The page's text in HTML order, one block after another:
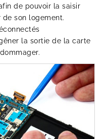
de pouvoir la saisir
son logement.
la sortie de la carte